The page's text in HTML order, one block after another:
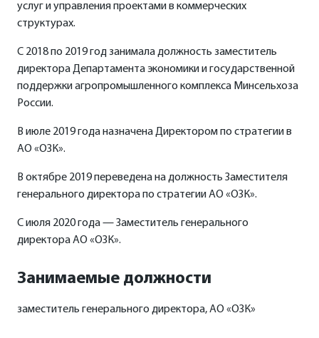
услуг и управления проектами в коммерческих
структурах.
С 2018 по 2019 год занимала должность заместитель
директора Департамента экономики и государственной
поддержки агропромышленного комплекса Минсельхоза
России.
В июле 2019 года назначена Директором по стратегии в
АО «ОЗК».
В октябре 2019 переведена на должность Заместителя
генерального директора по стратегии АО «ОЗК».
С июля 2020 года — Заместитель генерального
директора АО «ОЗК».
Занимаемые должности
заместитель генерального директора, АО «ОЗК»